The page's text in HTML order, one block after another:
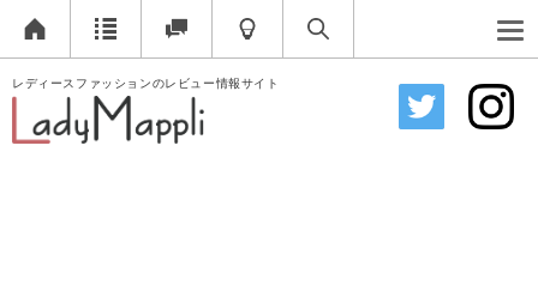
レディースファッションのレビュー情報サイト